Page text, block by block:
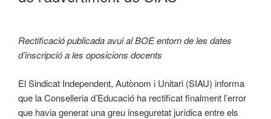
Rectificació publicada avui al BOE entorn de les dates
d’inscripció a les oposicions docents
El Sindicat Independent, Autònom i Unitari (SIAU) informa
que la Conselleria d’Educació ha rectificat finalment l’error
que havia generat una greu inseguretat jurídica entre els